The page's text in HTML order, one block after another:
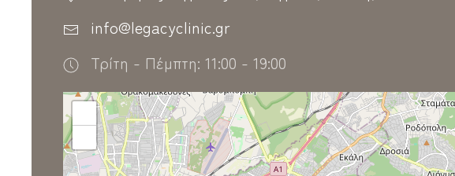
info@legacyclinic.gr
Τρίτη - Πέμπτη: 11:00 - 19:00